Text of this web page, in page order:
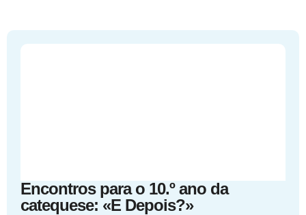
Encontros para o 10.º ano da
catequese: «E Depois?»